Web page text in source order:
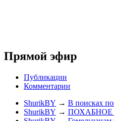
Прямой эфир
Публикации
Комментарии
ShurikBY → В поисках
ShurikBY →